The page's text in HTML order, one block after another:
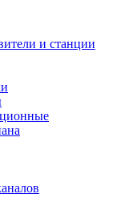
и станции